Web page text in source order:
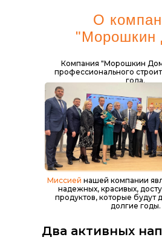
О
"Морошкин
Компания "Морошкин
профессионального
года.
Миссией нашей компании
надежных, красивых,
продуктов, которые будут
долгие годы.
Два активных